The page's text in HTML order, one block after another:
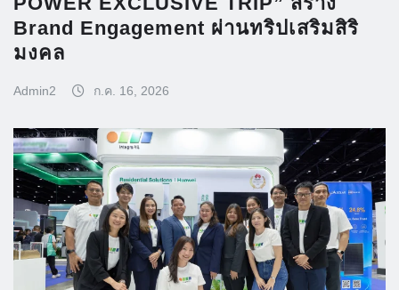
Brand Engagement ผ่านทริปเสริมสิริ
มงคล
Admin2 ก.ค. 16, 2026